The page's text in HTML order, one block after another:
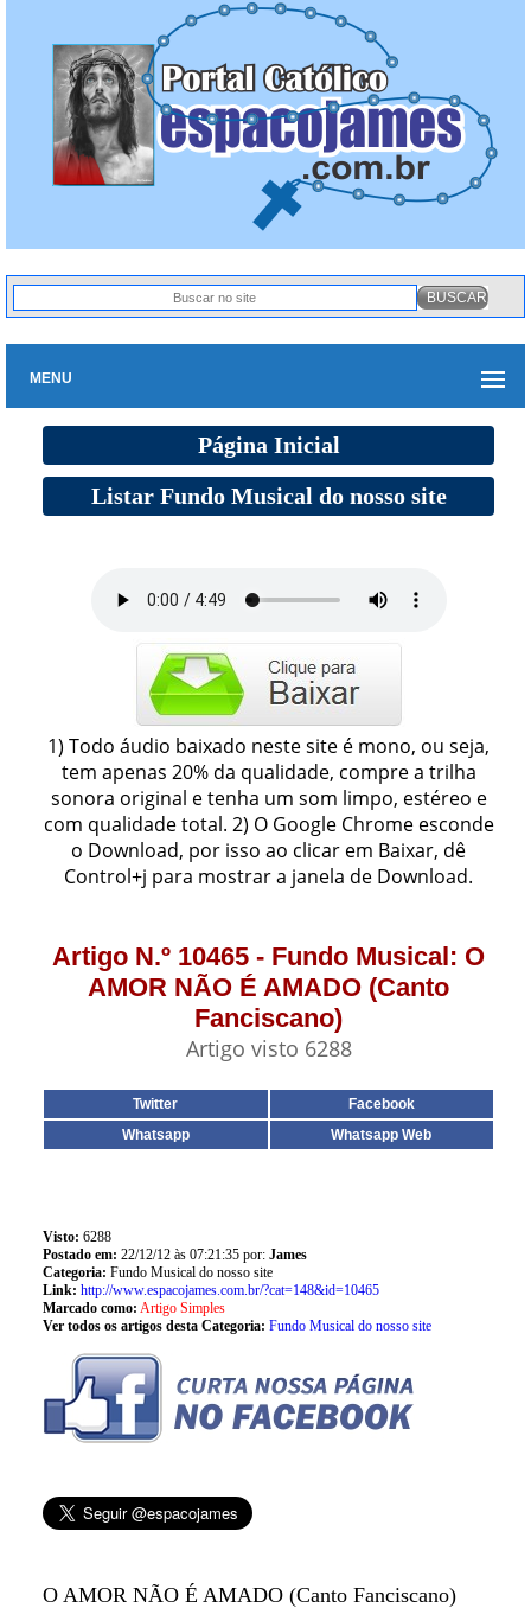
MENU
Página Inicial
Listar Fundo Musical do nosso site
1) Todo áudio baixado neste site é mono, ou seja,
tem apenas 20% da qualidade, compre a trilha
sonora original e tenha um som limpo, estéreo e
com qualidade total. 2) O Google Chrome esconde
o Download, por isso ao clicar em Baixar, dê
Control+j para mostrar a janela de Download.
Artigo N.º 10465 - Fundo Musical: O
AMOR NÃO É AMADO (Canto
Fanciscano)
Artigo visto 6288
Twitter
Facebook
Whatsapp
Whatsapp Web
Visto: 6288
Postado em: 22/12/12 às 07:21:35 por: James
Categoria: Fundo Musical do nosso site
Link: http://www.espacojames.com.br/?cat=148&id=10465
Marcado como: Artigo Simples
Ver todos os artigos desta Categoria: Fundo Musical do nosso site
O AMOR NÃO É AMADO (Canto Fanciscano)